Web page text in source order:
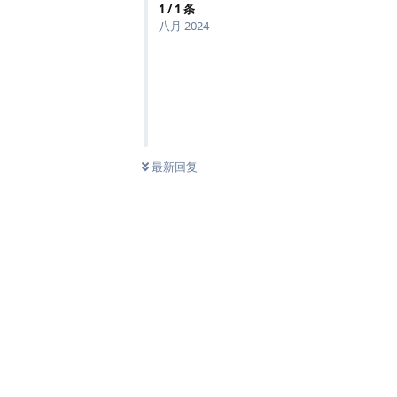
1 /1 条
八月 2024
最新回复